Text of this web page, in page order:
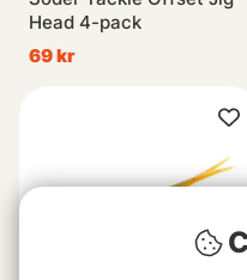
Head 4-pack
69 kr